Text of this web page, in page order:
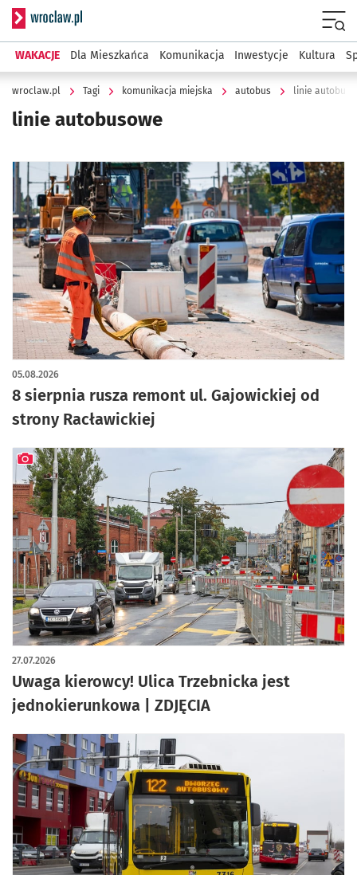
Serwis informacyjny wroclaw.pl
WAKACJE Dla Mieszkańca Komunikacja Inwestycje Kultura
wroclaw.pl Tagi komunikacja miejska autobus linie
linie autobusowe
8 sierpnia rusza remont ul. Gajowickiej od
strony Racławickiej
05.08.2026
Uwaga kierowcy! Ulica Trzebnicka jest
jednokierunkowa | ZDJĘCIA
27.07.2026
artykuł z galerią zdjęć